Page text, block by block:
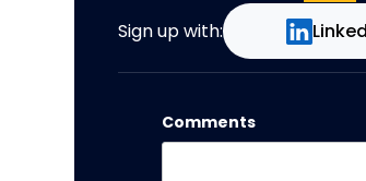
Sign up with:
Comments